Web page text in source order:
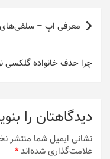
راهبری
نوشتهمعرفی اپ – سلفی‌های
چرا حذف خانواده‌
دیدگاهتان را
نشانی ایمیل شما منتشر
علامت‌گذاری شده‌اند*